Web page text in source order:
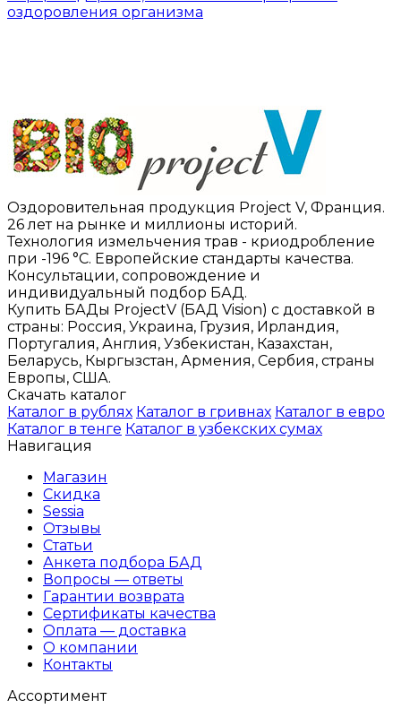
оздоровления организма
Оздоровительная продукция Project V, Франция.
26 лет на рынке и миллионы историй.
Технология измельчения трав - криодробление
при -196 °C. Европейские стандарты качества.
Консультации, сопровождение и
индивидуальный подбор БАД.
Купить БАДы ProjectV (БАД Vision) с доставкой в
страны: Россия, Украина, Грузия, Ирландия,
Португалия, Англия, Узбекистан, Казахстан,
Беларусь, Кыргызстан, Армения, Сербия, страны
Европы, США.
Скачать каталог
Каталог в рублях Каталог в гривнах Каталог в евро
Каталог в тенге Каталог в узбекских сумах
Навигация
Магазин
Скидка
Sessia
Отзывы
Статьи
Анкета подбора БАД
Вопросы — ответы
Гарантии возврата
Сертификаты качества
Оплата — доставка
О компании
Контакты
Ассортимент